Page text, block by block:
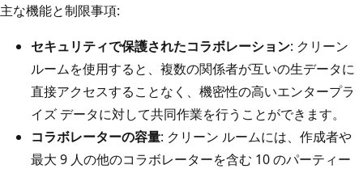
主な機能と制限事項:
セキュリティで保護されたコラボレーション: クリーン
ルームを使用すると、複数の関係者が互いの生データに
直接アクセスすることなく、機密性の高いエンタープラ
イズ データに対して共同作業を行うことができます。
コラボレーターの容量: クリーン ルームには、作成者や
最大 9 人の他のコラボレーターを含む 10 のパーティー